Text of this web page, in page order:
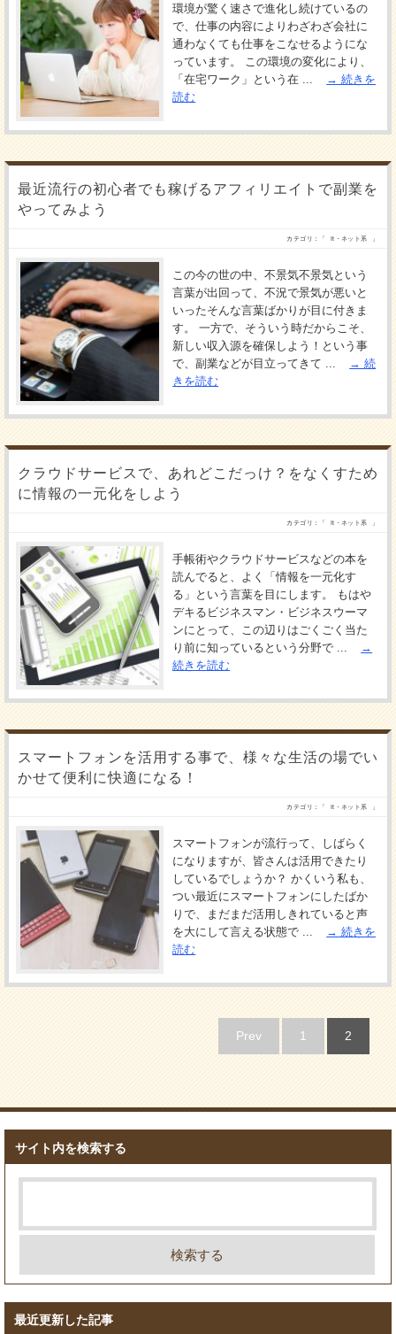
環境が驚く速さで進化し続けているの
で、仕事の内容によりわざわざ会社に
通わなくても仕事をこなせるようにな
っています。 この環境の変化により、
「在宅ワーク」という在 ...
続きを
読む
最近流行の初心者でも稼げるアフィリエイトで副業を
やってみよう
カテゴリ：「 It・ネット系 」
この今の世の中、不景気不景気という
言葉が出回って、不況で景気が悪いと
いったそんな言葉ばかりが目に付きま
す。 一方で、そういう時だからこそ、
新しい収入源を確保しよう！という事
で、副業などが目立ってきて ...
続
きを読む
クラウドサービスで、あれどこだっけ？をなくすため
に情報の一元化をしよう
カテゴリ：「 It・ネット系 」
手帳術やクラウドサービスなどの本を
読んでると、よく「情報を一元化す
る」という言葉を目にします。 もはや
デキるビジネスマン・ビジネスウーマ
ンにとって、この辺りはごくごく当た
り前に知っているという分野で ...
続きを読む
スマートフォンを活用する事で、様々な生活の場でい
かせて便利に快適になる！
カテゴリ：「 It・ネット系 」
スマートフォンが流行って、しばらく
になりますが、皆さんは活用できたり
しているでしょうか？ かくいう私も、
つい最近にスマートフォンにしたばか
りで、まだまだ活用しきれていると声
を大にして言える状態で ...
続きを
読む
Prev 1 2
サイト内を検索する
最近更新した記事